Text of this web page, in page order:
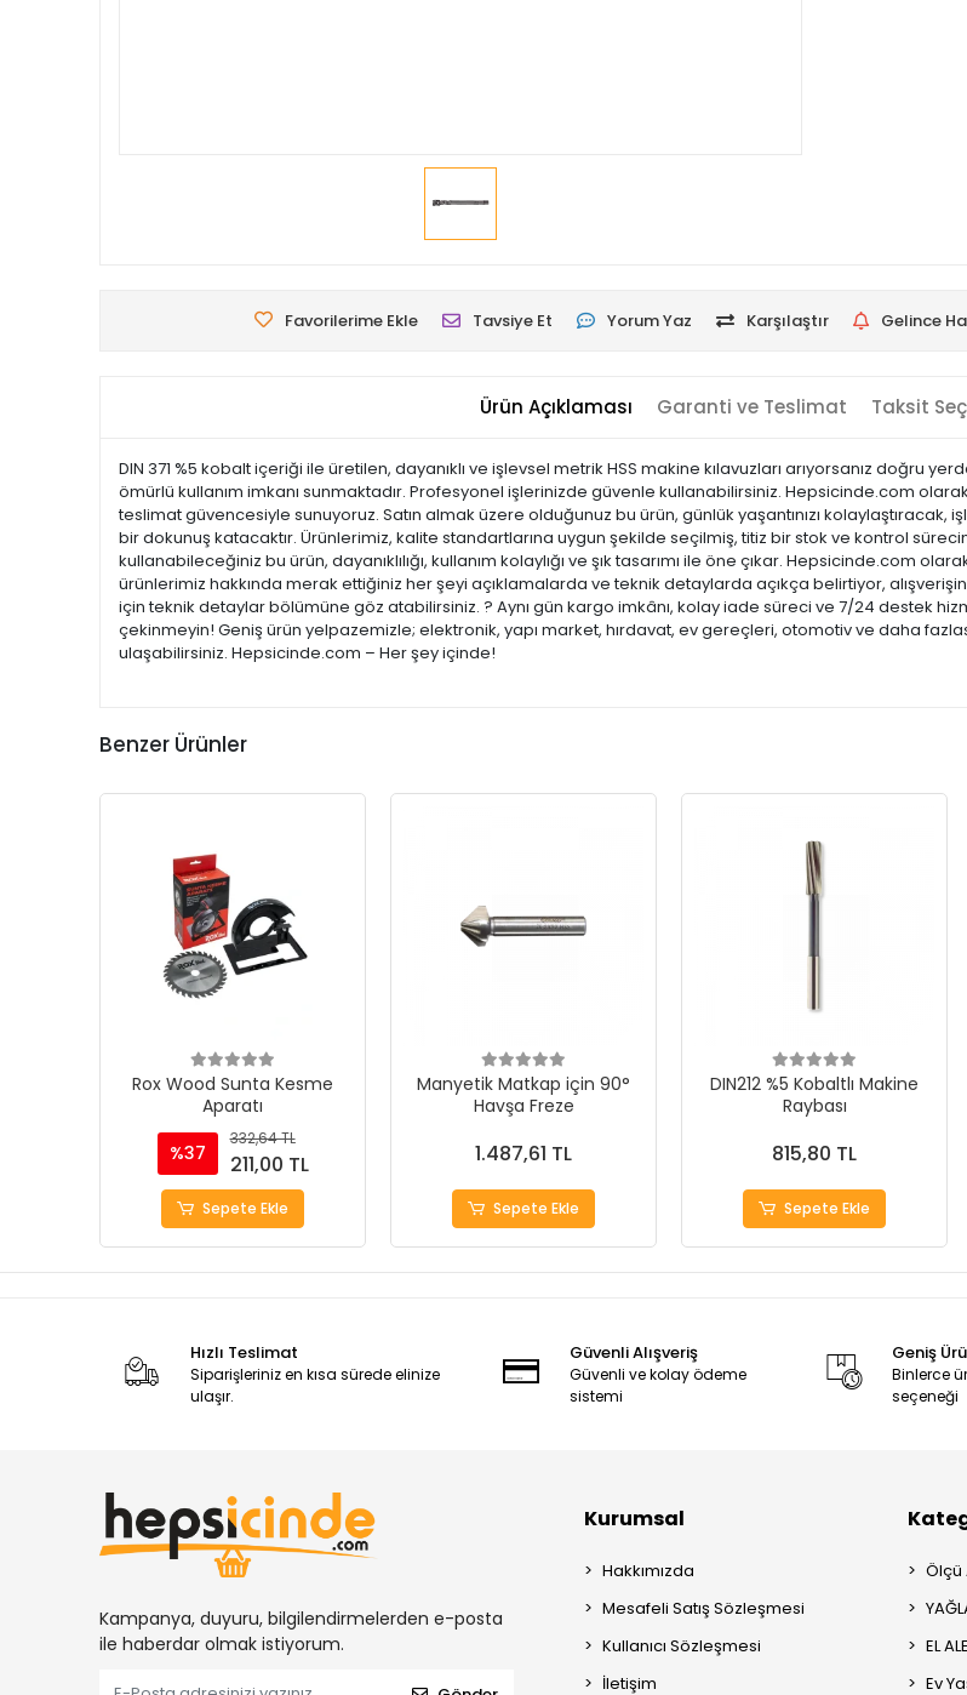
Favorilerime Ekle Tavsiye Et Yorum Yaz Karşılaştır Gelince
Ürün Açıklaması Garanti ve Teslimat Taksit
DIN 371 %5 kobalt içeriği ile üretilen, dayanıklı ve işlevsel metrik HSS makine kılavuzları arıyorsanız doğru
ömürlü kullanım imkanı sunmaktadır. Profesyonel işlerinizde güvenle kullanabilirsiniz. Hepsicinde.com
teslimat güvencesiyle sunuyoruz. Satın almak üzere olduğunuz bu ürün, günlük yaşantınızı
bir dokunuş katacaktır. Ürünlerimiz, kalite standartlarına uygun şekilde seçilmiş, titiz bir stok ve kontrol
kullanabileceğiniz bu ürün, dayanıklılığı, kullanım kolaylığı ve şık tasarımı ile öne çıkar. Hepsicinde.com
ürünlerimiz hakkında merak ettiğiniz her şeyi açıklamalarda ve teknik detaylarda açıkça belirtiyor,
için teknik detaylar bölümüne göz atabilirsiniz. ? Aynı gün kargo imkânı, kolay iade süreci ve 7/24 destek
çekinmeyin! Geniş ürün yelpazemizle; elektronik, yapı market, hırdavat, ev gereçleri, otomotiv ve daha
ulaşabilirsiniz. Hepsicinde.com – Her şey içinde!
Benzer Ürünler
Rox Wood Sunta Kesme
Aparatı
%37
332,64 TL
211,00 TL
Sepete Ekle
Manyetik Matkap için 90°
Havşa Freze
1.487,61 TL
Sepete Ekle
DIN212 %5 Kobaltlı Makine
Raybası
815,80 TL
Sepete Ekle
Hızlı Teslimat
Siparişleriniz en kısa sürede elinize
ulaşır.
Güvenli Alışveriş
Güvenli ve kolay ödeme
sistemi
Geniş
Binlerce
seçeneği
Kampanya, duyuru, bilgilendirmelerden e-posta
ile haberdar olmak istiyorum.
Kurumsal
Hakkımızda
Mesafeli Satış Sözleşmesi
Kullanıcı Sözleşmesi
İletişim
Ölçü
EL
Ev